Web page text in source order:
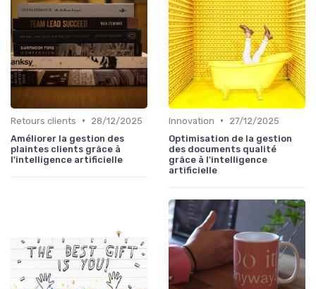
Retours clients •
28/12/2025
Améliorer la gestion des
plaintes clients grâce à
l'intelligence artificielle
Innovation •
27/12/2025
Optimisation de la gestion
des documents qualité
grâce à l'intelligence
artificielle